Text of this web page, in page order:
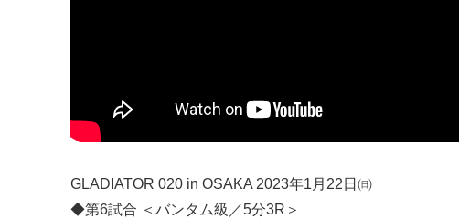
GLADIATOR 020 in OSAKA 2023年1月22日㈰
◆第6試合 ＜バンタム級／5分3R＞